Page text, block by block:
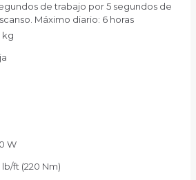
de trabajo por 5 segundos de
Máximo diario: 6 horas
kg
W
lb/ft (220 Nm)